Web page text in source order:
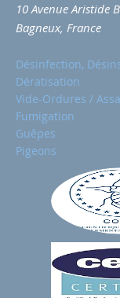
10 Avenue Aristide
Bagneux, France
Désinfection,
Dératisation
Vide-Ordures /
Fumigation
Guêpes
Pigeons